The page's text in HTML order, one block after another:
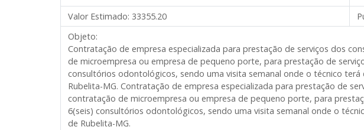
Valor Estimado: 33355.20
Objeto:
Contratação de empresa especializada para prestação de serviços dos
de microempresa ou empresa de pequeno porte, para prestação de
consultórios odontológicos, sendo uma visita semanal onde o técnico
Rubelita-MG. Contratação de empresa especializada para prestação de
contratação de microempresa ou empresa de pequeno porte, para
6(seis) consultórios odontológicos, sendo uma visita semanal onde o
de Rubelita-MG.